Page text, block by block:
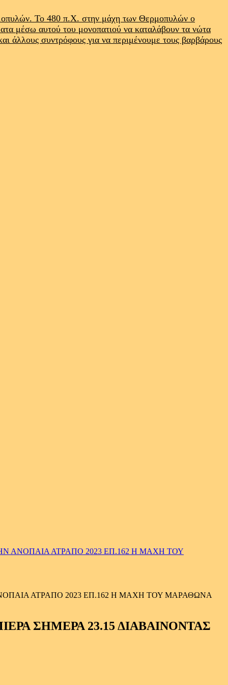
Το 480 π.Χ. στην μάχη των Θερμοπυλών ο
μέσω αυτού του μονοπατιού να καταλάβουν τα νώτα
άλλους συντρόφους για να περιμένουμε τους βαρβάρους
ΑΝΟΠΑΙΑ ΑΤΡΑΠΟ 2023 ΕΠ.162 Η ΜΑΧΗ ΤΟΥ
ΑΤΡΑΠΟ 2023 ΕΠ.162 Η ΜΑΧΗ ΤΟΥ ΜΑΡΑΘΩΝΑ